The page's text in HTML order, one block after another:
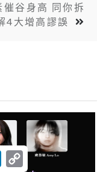
谷身高 同你拆
4大增高謬誤
L
C